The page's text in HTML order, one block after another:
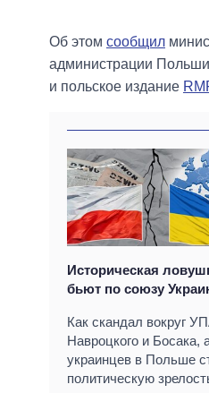
Об этом сообщил
администрации
и польское издание
Историческая
бьют по союзу
Как скандал вокруг
Навроцкого и Босака,
украинцев в Польше
политическую